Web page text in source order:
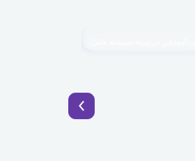
BaaS چیست؟ راهکار نوین توسعه سریع اپلیکیشن با Backend as a Service